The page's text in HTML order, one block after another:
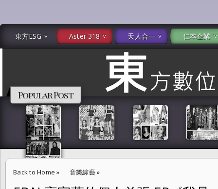
東方ESG Aster 318 天人合一 仁本企業
Popular Post
Back to Home » 音樂綜藝»